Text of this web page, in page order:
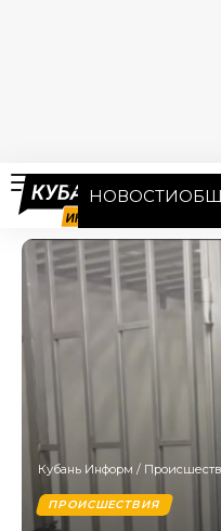
НОВОСТИ
Кубань Информ /
ПРОИСШЕСТВИЯ